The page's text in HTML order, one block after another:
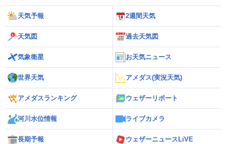
天気予報 2週間天気
天気図 過去天気図
気象衛星 お天気ニュース
世界天気 アメダス(実況天気)
アメダスランキング ウェザーリポート
河川水位情報 ライブカメラ
長期予報 ウェザーニュースLiVE